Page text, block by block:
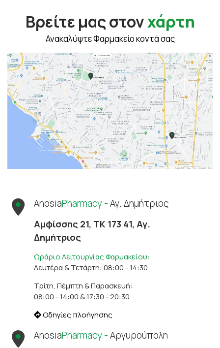
Βρείτε μας στονχάρτη
Ανακαλύψτε Φαρμακείο κοντά σας
AnosiaPharmacy -Αγ. Δημήτριος
Αμφίσσης 21, ΤΚ 173 41, Αγ.
Δημήτριος
Ωράριο Λειτουργίας Φαρμακείου:
Δευτέρα & Τετάρτη: 08:00 - 14:30
Τρίτη, Πέμπτη & Παρασκευή:
08:00 - 14:00 & 17:30 - 20:30
Οδηγίες πλοήγησης
AnosiaPharmacy -Αργυρούπολη